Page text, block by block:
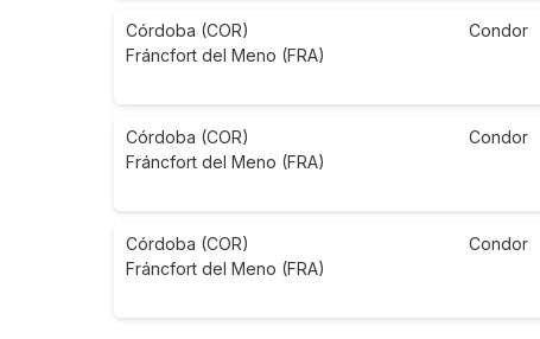
Córdoba (COR)
Fráncfort del Meno (FRA)
Condor
Córdoba (COR)
Fráncfort del Meno (FRA)
Condor
Córdoba (COR)
Fráncfort del Meno (FRA)
Condor